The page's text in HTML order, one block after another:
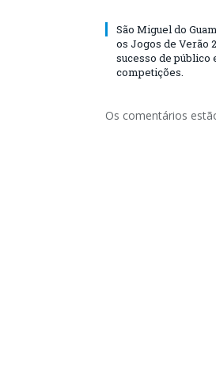
São Miguel do
os Jogos de Verão
sucesso de público
competições.
Os comentários